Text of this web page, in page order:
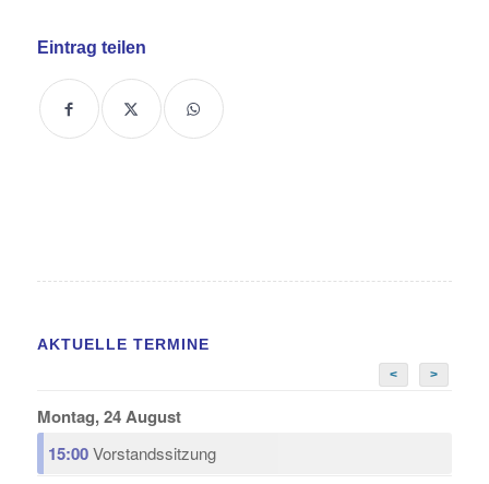
Eintrag teilen
AKTUELLE TERMINE
< >
Montag, 24 August
15:00Vorstandssitzung